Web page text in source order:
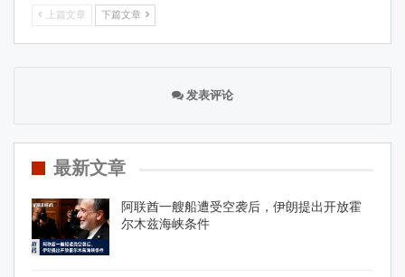
上篇文章 下篇文章
发表评论
最新文章
阿联酋一艘船遭受空袭后，伊朗提出开放霍
尔木兹海峡条件